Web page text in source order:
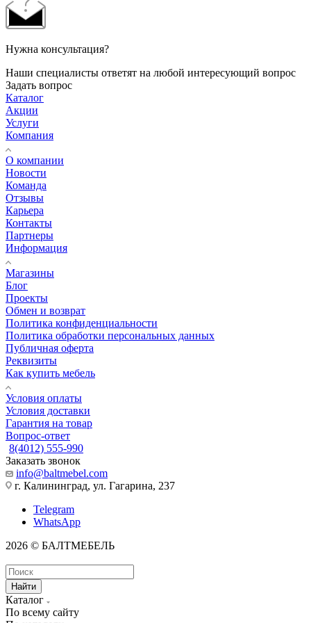
Нужна консультация?
Наши специалисты ответят на любой интересующий вопрос
Задать вопрос
Каталог
Акции
Услуги
Компания
О компании
Новости
Команда
Отзывы
Карьера
Контакты
Партнеры
Информация
Магазины
Блог
Проекты
Обмен и возврат
Политика конфиденциальности
Политика обработки персональных данных
Публичная оферта
Реквизиты
Как купить мебель
Условия оплаты
Условия доставки
Гарантия на товар
Вопрос-ответ
8(4012) 555-990
Заказать звонок
info@baltmebel.com
г. Калининград, ул. Гагарина, 237
Telegram
WhatsApp
2026 © БАЛТМЕБЕЛЬ
Найти
Каталог
По всему сайту